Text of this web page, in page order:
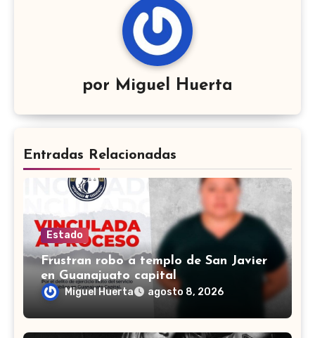
por Miguel Huerta
Entradas Relacionadas
Estado
Frustran robo a templo de San Javier
en Guanajuato capital
Miguel Huerta agosto 8, 2026